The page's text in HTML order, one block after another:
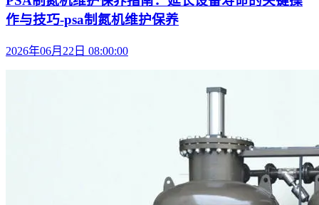
作与技巧-psa制氮机维护保养
2026年06月22日 08:00:00